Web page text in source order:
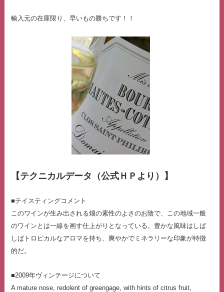
輸入元の在庫限り、早いもの勝ちです！！
【テクニカルデータ（公式ＨＰより）】
■テイスティングコメント
このワインが生み出される畑の素性のよさのお陰で、この地域一般
のワインとは一線を画す仕上がりとなっている。豊かな風味はしば
しばトロピカルなアロマを持ち、爽やかでミネラリーな印象が特徴
的だ。
■2009年ヴィンテージについて
A mature nose, redolent of greengage, with hints of citrus fruit,